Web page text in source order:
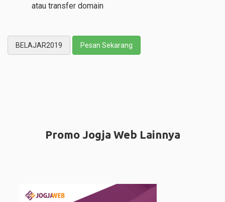
atau transfer domain
BELAJAR2019 Pesan Sekarang
Promo Jogja Web Lainnya